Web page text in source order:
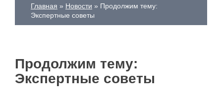
Главная Новости
Продолжим тему:
Экспертные советы
Продолжим тему:
Экспертные советы